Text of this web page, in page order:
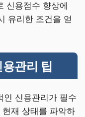
신용점수 향상에
유리한 조건을 얻
관리 팁
인 신용관리가 필수
재 상태를 파악하